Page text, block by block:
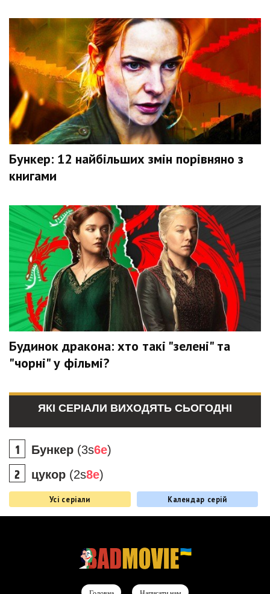
Бункер: 12 найбільших змін порівняно з
книгами
Будинок дракона: хто такі "зелені" та
"чорні" у фільмі?
ЯКІ СЕРІАЛИ ВИХОДЯТЬ СЬОГОДНІ
Бункер (3s6e)
цукор (2s8e)
Усі серіали Календар серій